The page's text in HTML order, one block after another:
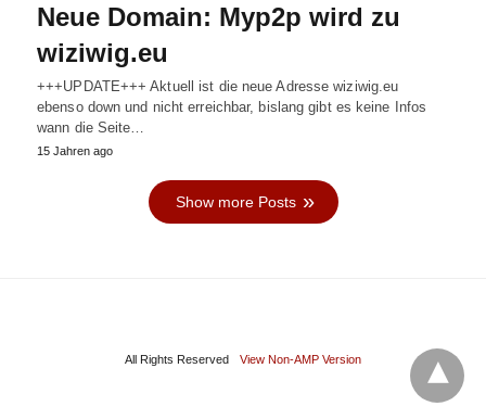
Neue Domain: Myp2p wird zu
wiziwig.eu
+++UPDATE+++ Aktuell ist die neue Adresse wiziwig.eu
ebenso down und nicht erreichbar, bislang gibt es keine Infos
wann die Seite…
15 Jahren ago
Show more Posts
All Rights Reserved View Non-AMP Version